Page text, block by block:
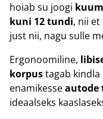
hoiab su joogi
kuni 12 tundi, nii
just nii, nagu sulle
Ergonoomiline,
korpustagab kindla
enamikesseautode
ideaalseks